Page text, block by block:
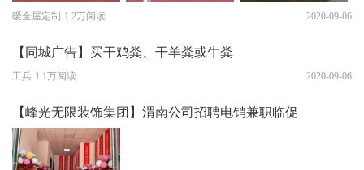
暧全屋定制 1.2万阅读 2020-09-06
【同城广告】买干鸡粪、干羊粪或牛粪
工兵 1.1万阅读 2020-09-06
【峰光无限装饰集团】渭南公司招聘电销兼职临促